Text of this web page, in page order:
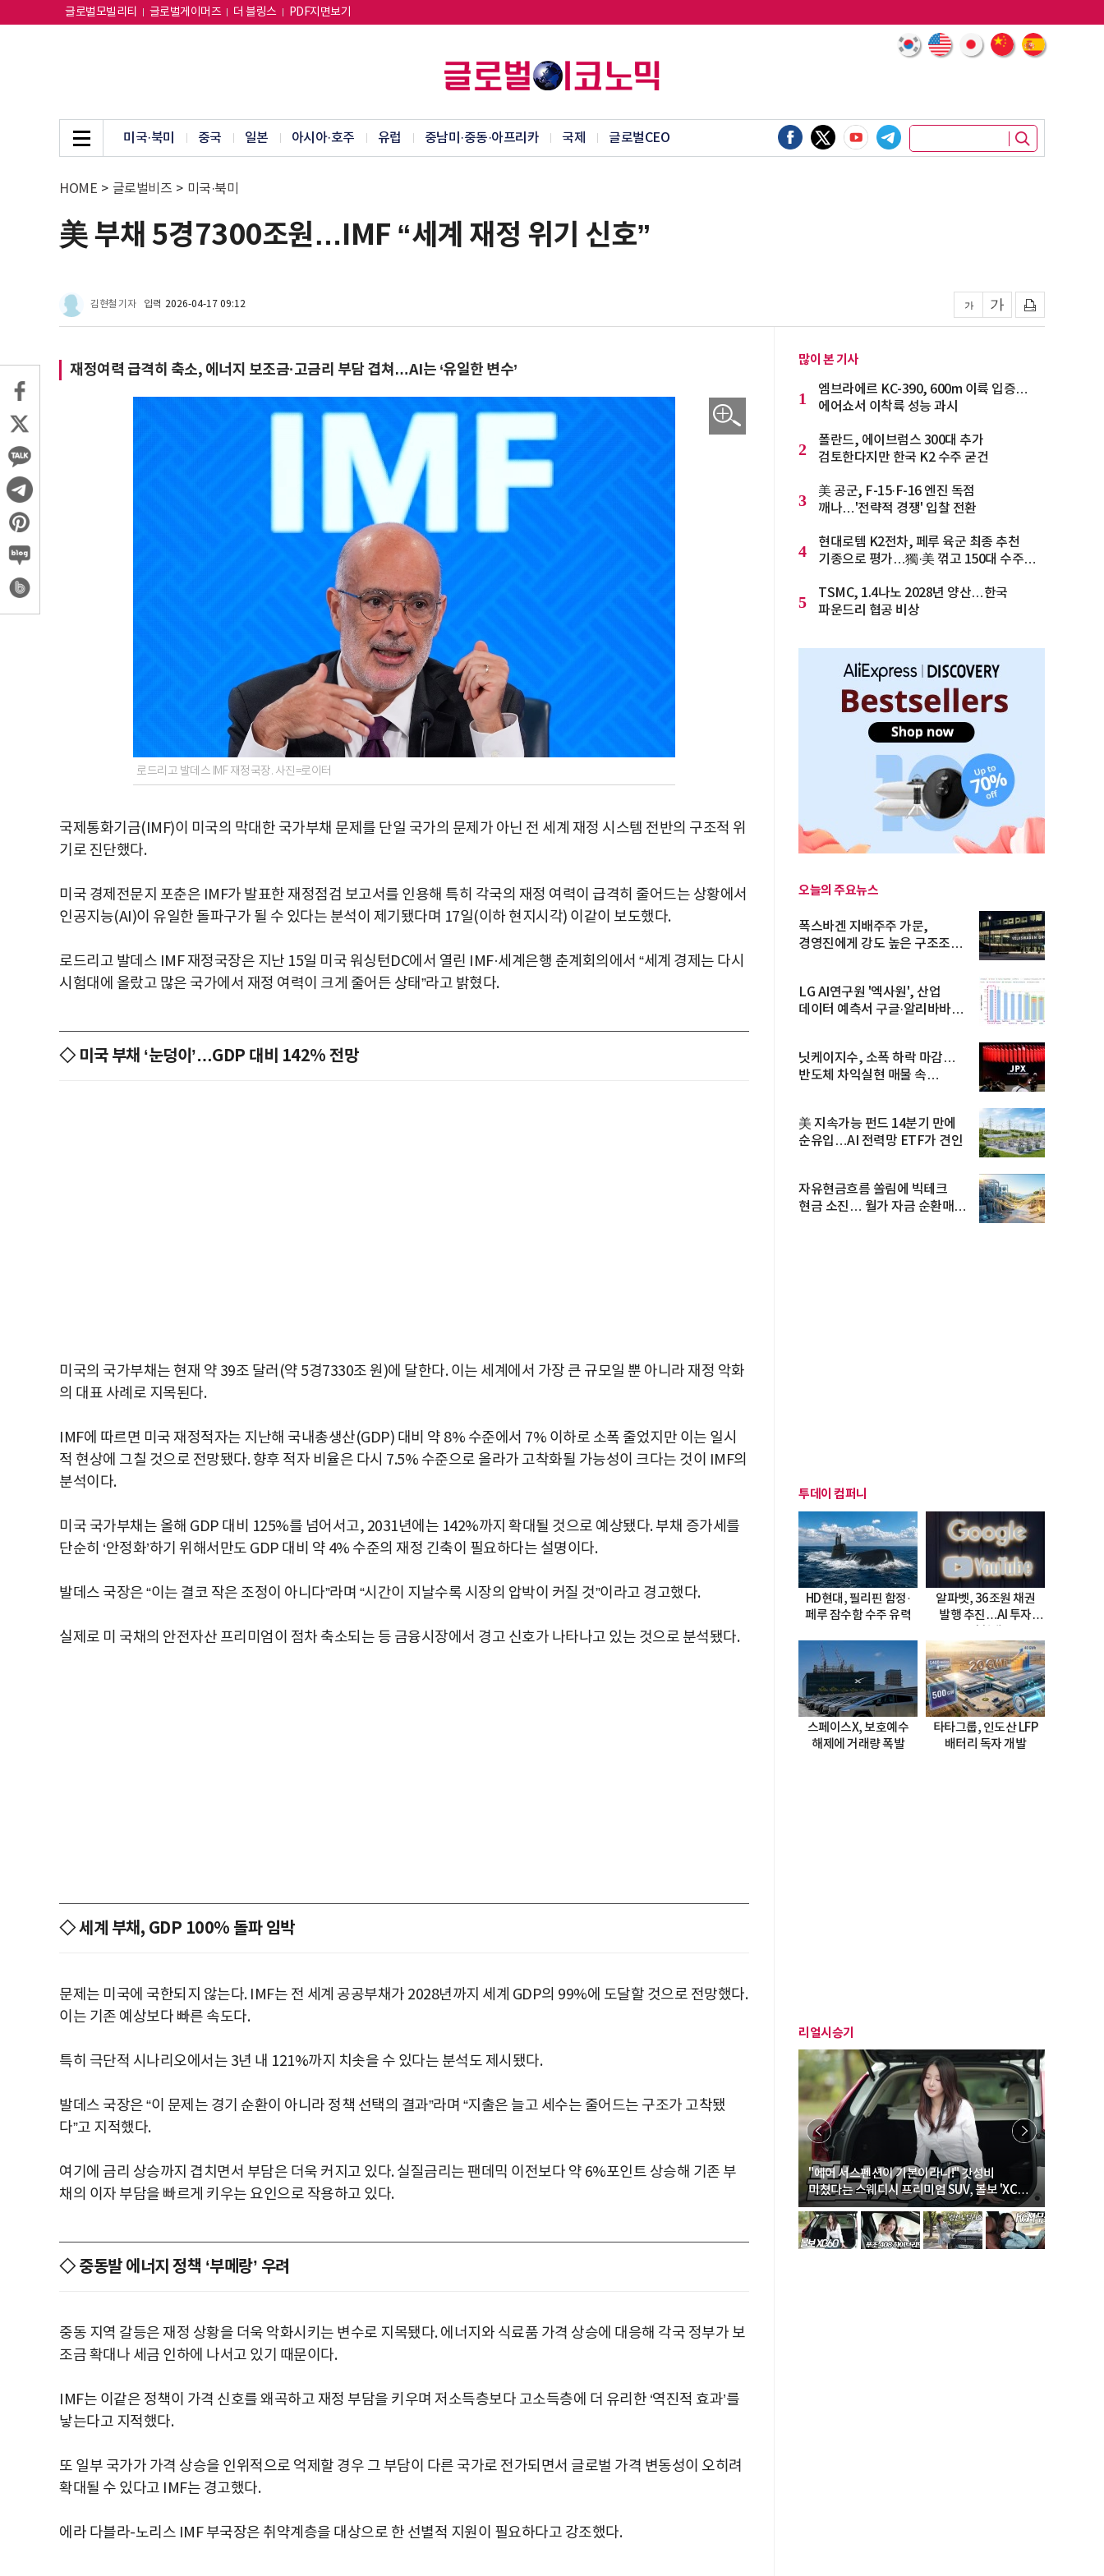
글로벌모빌리티 글로벌게이머즈 더 블링스 PDF지면보기
미국·북미 중국 일본 아시아·호주 유럽 중남미·중동·아프리카 국제 글로벌CEO
HOME > 글로벌비즈 > 미국·북미
美 부채 5경7300조원…IMF “세계 재정 위기 신호”
김현철 기자 입력 2026-04-17 09:12
재정여력 급격히 축소, 에너지 보조금·고금리 부담 겹쳐…AI는 ‘유일한 변수’
로드리고 발데스 IMF 재정국장. 사진=로이터
국제통화기금(IMF)이 미국의 막대한 국가부채 문제를 단일 국가의 문제가 아닌 전 세계 재정 시스템 전반의 구조적 위
기로 진단했다.
미국 경제전문지 포춘은 IMF가 발표한 재정점검 보고서를 인용해 특히 각국의 재정 여력이 급격히 줄어드는 상황에서
인공지능(AI)이 유일한 돌파구가 될 수 있다는 분석이 제기됐다며 17일(이하 현지시각) 이같이 보도했다.
로드리고 발데스 IMF 재정국장은 지난 15일 미국 워싱턴DC에서 열린 IMF·세계은행 춘계회의에서 “세계 경제는 다시
시험대에 올랐고 많은 국가에서 재정 여력이 크게 줄어든 상태”라고 밝혔다.
◇ 미국 부채 ‘눈덩이’…GDP 대비 142% 전망
미국의 국가부채는 현재 약 39조 달러(약 5경7330조 원)에 달한다. 이는 세계에서 가장 큰 규모일 뿐 아니라 재정 악화
의 대표 사례로 지목된다.
IMF에 따르면 미국 재정적자는 지난해 국내총생산(GDP) 대비 약 8% 수준에서 7% 이하로 소폭 줄었지만 이는 일시
적 현상에 그칠 것으로 전망됐다. 향후 적자 비율은 다시 7.5% 수준으로 올라가 고착화될 가능성이 크다는 것이 IMF의
분석이다.
미국 국가부채는 올해 GDP 대비 125%를 넘어서고, 2031년에는 142%까지 확대될 것으로 예상됐다. 부채 증가세를
단순히 ‘안정화’하기 위해서만도 GDP 대비 약 4% 수준의 재정 긴축이 필요하다는 설명이다.
발데스 국장은 “이는 결코 작은 조정이 아니다”라며 “시간이 지날수록 시장의 압박이 커질 것”이라고 경고했다.
실제로 미 국채의 안전자산 프리미엄이 점차 축소되는 등 금융시장에서 경고 신호가 나타나고 있는 것으로 분석됐다.
◇ 세계 부채, GDP 100% 돌파 임박
문제는 미국에 국한되지 않는다. IMF는 전 세계 공공부채가 2028년까지 세계 GDP의 99%에 도달할 것으로 전망했다.
이는 기존 예상보다 빠른 속도다.
특히 극단적 시나리오에서는 3년 내 121%까지 치솟을 수 있다는 분석도 제시됐다.
발데스 국장은 “이 문제는 경기 순환이 아니라 정책 선택의 결과”라며 “지출은 늘고 세수는 줄어드는 구조가 고착됐
다”고 지적했다.
여기에 금리 상승까지 겹치면서 부담은 더욱 커지고 있다. 실질금리는 팬데믹 이전보다 약 6%포인트 상승해 기존 부
채의 이자 부담을 빠르게 키우는 요인으로 작용하고 있다.
◇ 중동발 에너지 정책 ‘부메랑’ 우려
중동 지역 갈등은 재정 상황을 더욱 악화시키는 변수로 지목됐다. 에너지와 식료품 가격 상승에 대응해 각국 정부가 보
조금 확대나 세금 인하에 나서고 있기 때문이다.
IMF는 이같은 정책이 가격 신호를 왜곡하고 재정 부담을 키우며 저소득층보다 고소득층에 더 유리한 ‘역진적 효과’를
낳는다고 지적했다.
또 일부 국가가 가격 상승을 인위적으로 억제할 경우 그 부담이 다른 국가로 전가되면서 글로벌 가격 변동성이 오히려
확대될 수 있다고 IMF는 경고했다.
에라 다블라-노리스 IMF 부국장은 취약계층을 대상으로 한 선별적 지원이 필요하다고 강조했다.
많이 본 기사
1
엠브라에르 KC-390, 600m 이륙 입증…
에어쇼서 이착륙 성능 과시
2
폴란드, 에이브럼스 300대 추가
검토한다지만 한국 K2 수주 굳건
3
美 공군, F-15·F-16 엔진 독점
깨나…'전략적 경쟁' 입찰 전환
4
현대로템 K2전차, 페루 육군 최종 추천
기종으로 평가…獨·美 꺾고 150대 수주
5
TSMC, 1.4나노 2028년 양산…한국
파운드리 협공 비상
오늘의 주요뉴스
폭스바겐 지배주주 가문,
경영진에게 강도 높은 구조조정
LG AI연구원 '엑사원', 산업
데이터 예측서 구글·알리바바
닛케이지수, 소폭 하락 마감…
반도체 차익실현 매물 속
美 지속가능 펀드 14분기 만에
순유입…AI 전력망 ETF가 견인
자유현금흐름 쏠림에 빅테크
현금 소진… 월가 자금 순환매
투데이 컴퍼니
HD현대, 필리핀 함정·
페루 잠수함 수주 유력
알파벳, 36조원 채권
발행 추진…AI 투자
스페이스X, 보호예수
해제에 거래량 폭발
타타그룹, 인도산 LFP
배터리 독자 개발
리얼시승기
박지수 아나운서가 타본 ‘전설의 무쏘’… “여성·
"에어 서스펜션이 기본이라니!" 갓성비
미쳤다는 스웨디시 프리미엄 SUV, 볼보 'XC60
B5 울트라'